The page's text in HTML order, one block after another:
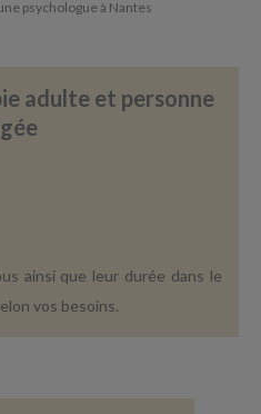
psychologue à Nantes
adulte et personne
ainsi que leur durée dans le
vos besoins.